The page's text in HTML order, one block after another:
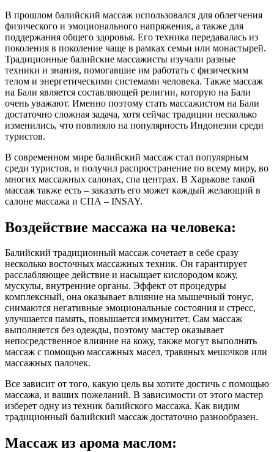
В прошлом балийский массаж использовался для облегчения
физического и эмоционального напряжения, а также для
поддержания общего здоровья. Его техника передавалась из
поколения в поколение чаще в рамках семьи или монастырей.
Традиционные балийские массажисты изучали разные
техники и знания, помогавшие им работать с физическим
телом и энергетическими системами человека. Также массаж
на Бали является составляющей религии, которую на Бали
очень уважают. Именно поэтому стать массажистом на Бали
достаточно сложная задача, хотя сейчас традиции несколько
изменились, что повлияло на популярность Индонезии среди
туристов.
В современном мире балийский массаж стал популярным
среди туристов, и получил распространение по всему миру, во
многих массажных салонах, спа центрах. В Харькове такой
массаж также есть – заказать его может каждый желающий в
салоне массажа и СПА – INSAY.
Воздействие массажа на человека:
Балийский традиционный массаж сочетает в себе сразу
несколько восточных массажных техник. Он гарантирует
расслабляющее действие и насыщает кислородом кожу,
мускулы, внутренние органы. Эффект от процедуры
комплексный, она оказывает влияние на мышечный тонус,
снимаются негативные эмоциональные состояния и стресс,
улучшается память, повышается иммунитет. Сам массаж
выполняется без одежды, поэтому мастер оказывает
непосредственное влияние на кожу, также могут выполнять
массаж с помощью массажных масел, травяных мешочков или
массажных палочек.
Все зависит от того, какую цель вы хотите достичь с помощью
массажа, и ваших пожеланий. В зависимости от этого мастер
изберет одну из техник балийского массажа. Как видим
традиционный балийский массаж достаточно разнообразен.
Массаж из арома маслом: